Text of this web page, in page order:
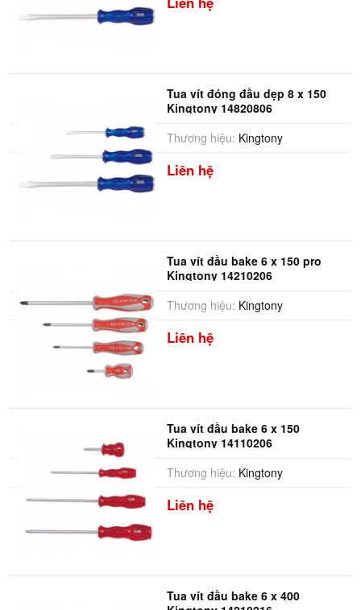
Tua vít đóng đầu dẹp 8 x 150
Kingtony 14820806
Thương hiệu: Kingtony
Liên hệ
Tua vít đầu bake 6 x 150 pro
Kingtony 14210206
Thương hiệu: Kingtony
Liên hệ
Tua vít đầu bake 6 x 150
Kingtony 14110206
Thương hiệu: Kingtony
Liên hệ
Tua vít đầu bake 6 x 400